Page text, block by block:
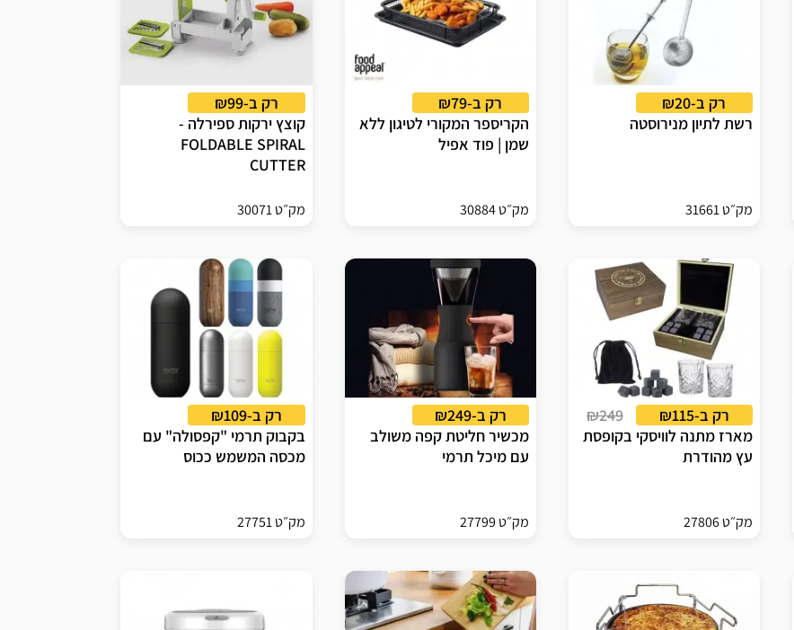
רק ב-₪20
רשת לתיון מנירוסטה
מק״ט 31661
רק ב-₪79
הקריספר המקורי לטיגון ללא
שמן | פוד אפיל
מק״ט 30884
רק ב-₪99
קוצץ ירקות ספירלה -
FOLDABLE SPIRAL
CUTTER
מק״ט 30071
רק ב-₪115
₪249
מארז מתנה לוויסקי בקופסת
עץ מהודרת
מק״ט 27806
רק ב-₪249
מכשיר חליטת קפה משולב
עם מיכל תרמי
מק״ט 27799
רק ב-₪109
בקבוק תרמי "קפסולה" עם
מכסה המשמש ככוס
מק״ט 27751